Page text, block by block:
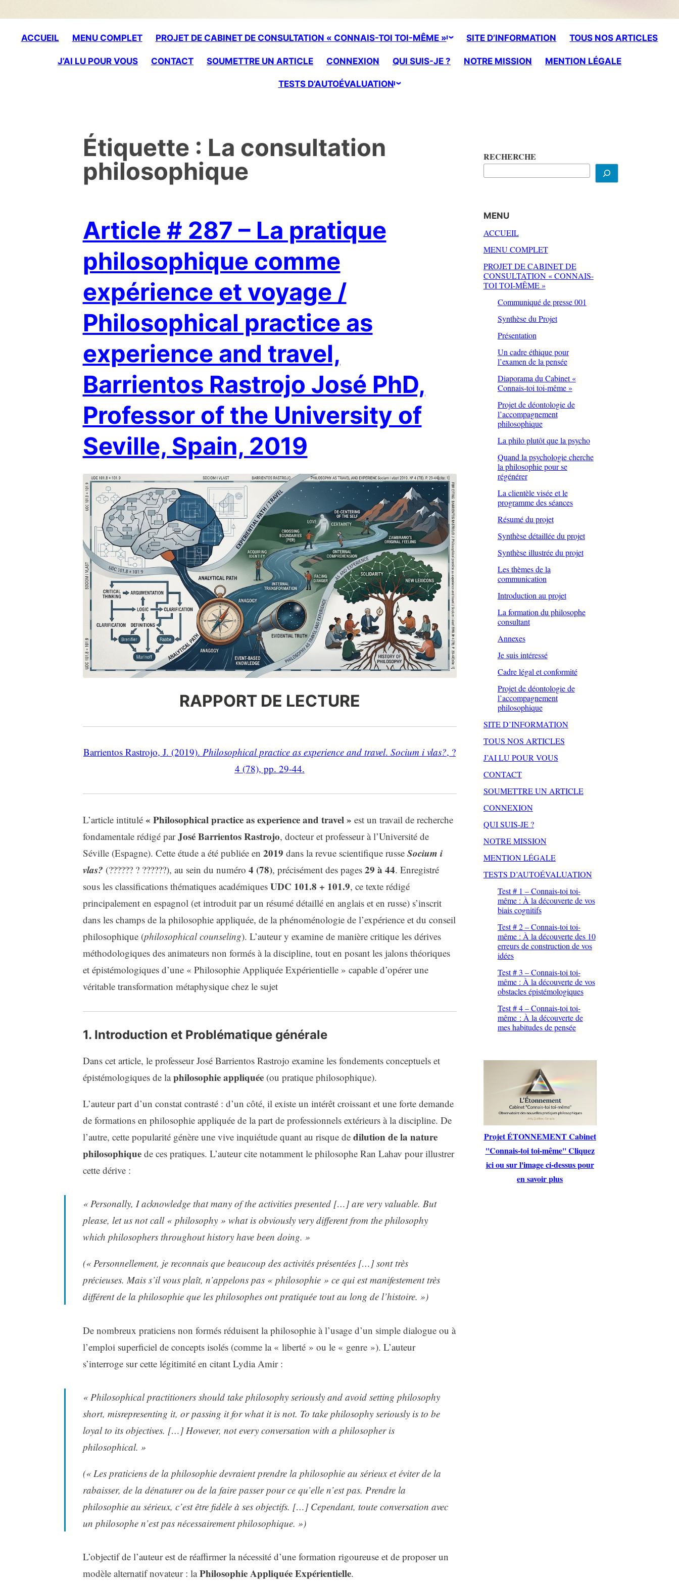
content
ACCUEIL MENU COMPLET PROJET DE CABINET DE CONSULTATION « CONNAIS-TOI TOI-MÊME » SITE D’INFORMATION TOUS NOS ARTICLES
J’AI LU POUR VOUS CONTACT SOUMETTRE UN ARTICLE CONNEXION QUI SUIS-JE ? NOTRE MISSION MENTION LÉGALE
TESTS D’AUTOÉVALUATION
Étiquette : La consultation
philosophique
Article # 287 – La pratique
philosophique comme
expérience et voyage /
Philosophical practice as
experience and travel,
Barrientos Rastrojo José PhD,
Professor of the University of
Seville, Spain, 2019
RAPPORT DE LECTURE
Barrientos Rastrojo, J. (2019). Philosophical practice as experience and travel. Socium i vlas?, ?
4 (78), pp. 29-44.
L’article intitulé « Philosophical practice as experience and travel » est un travail de recherche
fondamentale rédigé parJosé Barrientos Rastrojo, docteur et professeur à l’Université de
Séville (Espagne). Cette étude a été publiée en 2019 dans la revue scientifique russe Socium i
vlas? (?????? ? ??????), au sein du numéro 4 (78), précisément des pages 29 à 44. Enregistré
sous les classifications thématiques académiques UDC 101.8 + 101.9, ce texte rédigé
principalement en espagnol (et introduit par un résumé détaillé en anglais et en russe) s’inscrit
dans les champs de la philosophie appliquée, de la phénoménologie de l’expérience et du conseil
philosophique (philosophical counseling). L’auteur y examine de manière critique les dérives
méthodologiques des animateurs non formés à la discipline, tout en posant les jalons théoriques
et épistémologiques d’une « Philosophie Appliquée Expérientielle » capable d’opérer une
véritable transformation métaphysique chez le sujet
1. Introduction et Problématique générale
Dans cet article, le professeur José Barrientos Rastrojo examine les fondements conceptuels et
épistémologiques de laphilosophie appliquée(ou pratique philosophique).
L’auteur part d’un constat contrasté : d’un côté, il existe un intérêt croissant et une forte demande
de formations en philosophie appliquée de la part de professionnels extérieurs à la discipline. De
l’autre, cette popularité génère une vive inquiétude quant au risque de dilution de la nature
philosophiquede ces pratiques. L’auteur cite notamment le philosophe Ran Lahav pour illustrer
cette dérive :
« Personally, I acknowledge that many of the activities presented […] are very valuable. But
please, let us not call « philosophy » what is obviously very different from the philosophy
which philosophers throughout history have been doing. »
(« Personnellement, je reconnais que beaucoup des activités présentées […] sont très
précieuses. Mais s’il vous plaît, n’appelons pas « philosophie » ce qui est manifestement très
différent de la philosophie que les philosophes ont pratiquée tout au long de l’histoire. »)
De nombreux praticiens non formés réduisent la philosophie à l’usage d’un simple dialogue ou à
l’emploi superficiel de concepts isolés (comme la « liberté » ou le « genre »). L’auteur
s’interroge sur cette légitimité en citant Lydia Amir :
« Philosophical practitioners should take philosophy seriously and avoid setting philosophy
short, misrepresenting it, or passing it for what it is not. To take philosophy seriously is to be
loyal to its objectives. […] However, not every conversation with a philosopher is
philosophical. »
(« Les praticiens de la philosophie devraient prendre la philosophie au sérieux et éviter de la
rabaisser, de la dénaturer ou de la faire passer pour ce qu’elle n’est pas. Prendre la
philosophie au sérieux, c’est être fidèle à ses objectifs. […] Cependant, toute conversation avec
un philosophe n’est pas nécessairement philosophique. »)
L’objectif de l’auteur est de réaffirmer la nécessité d’une formation rigoureuse et de proposer un
modèle alternatif novateur : laPhilosophie Appliquée Expérientielle.
RECHERCHE
MENU
ACCUEIL
MENU COMPLET
PROJET DE CABINET DE
CONSULTATION « CONNAIS-
TOI TOI-MÊME »
Communiqué de presse 001
Synthèse du Projet
Présentation
Un cadre éthique pour
l’examen de la pensée
Diaporama du Cabinet «
Connais-toi toi-même »
Projet de déontologie de
l’accompagnement
philosophique
La philo plutôt que la psycho
Quand la psychologie cherche
la philosophie pour se
régénérer
La clientèle visée et le
programme des séances
Résumé du projet
Synthèse détaillée du projet
Synthèse illustrée du projet
Les thèmes de la
communication
Introduction au projet
La formation du philosophe
consultant
Annexes
Je suis intéressé
Cadre légal et conformité
Projet de déontologie de
l’accompagnement
philosophique
SITE D’INFORMATION
TOUS NOS ARTICLES
J’AI LU POUR VOUS
CONTACT
SOUMETTRE UN ARTICLE
CONNEXION
QUI SUIS-JE ?
NOTRE MISSION
MENTION LÉGALE
TESTS D’AUTOÉVALUATION
Test # 1 – Connais-toi toi-
même : À la découverte de vos
biais cognitifs
Test # 2 – Connais-toi toi-
même : À la découverte des 10
erreurs de construction de vos
idées
Test # 3 – Connais-toi toi-
même : À la découverte de vos
obstacles épistémologiques
Test # 4 – Connais-toi toi-
même : À la découverte de
mes habitudes de pensée
Projet ÉTONNEMENT Cabinet
''Connais-toi toi-même'' Cliquez
ici ou sur l'image ci-dessus pour
en savoir plus